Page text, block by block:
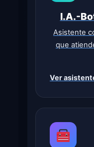
I.A.-
Asistente
que
Ver